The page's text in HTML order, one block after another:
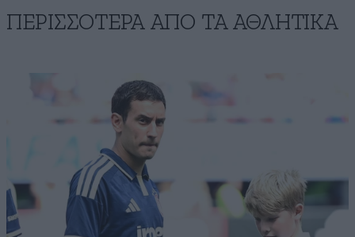
ΠΕΡΙΣΣΟΤΕΡΑ ΑΠΟ ΤA ΑΘΛΗΤΙΚΑ